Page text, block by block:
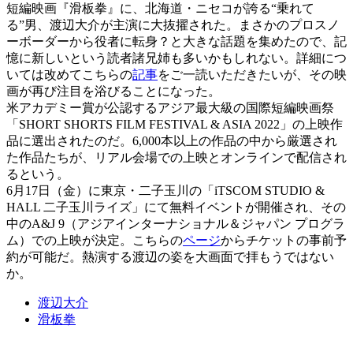
短編映画『滑板拳』に、北海道・ニセコが誇る“乗れて
る”男、渡辺大介が主演に大抜擢された。まさかのプロスノ
ーボーダーから役者に転身？と大きな話題を集めたので、記
憶に新しいという読者諸兄姉も多いかもしれない。詳細につ
いては改めてこちらの記事をご一読いただきたいが、その映
画が再び注目を浴びることになった。
米アカデミー賞が公認するアジア最大級の国際短編映画祭
「SHORT SHORTS FILM FESTIVAL & ASIA 2022」の上映作
品に選出されたのだ。6,000本以上の作品の中から厳選され
た作品たちが、リアル会場での上映とオンラインで配信され
るという。
6月17日（金）に東京・二子玉川の「iTSCOM STUDIO &
HALL 二子玉川ライズ」にて無料イベントが開催され、その
中のA&J 9（アジアインターナショナル＆ジャパン プログラ
ム）での上映が決定。こちらのページからチケットの事前予
約が可能だ。熱演する渡辺の姿を大画面で拝もうではない
か。
渡辺大介
滑板拳